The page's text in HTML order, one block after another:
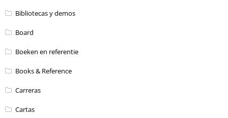
Bibliotecas y demos
Board
Boeken en referentie
Books & Reference
Carreras
Cartas